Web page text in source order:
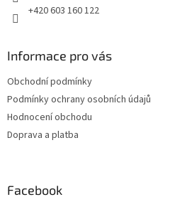
+420 603 160 122
Informace pro vás
Obchodní podmínky
Podmínky ochrany osobních údajů
Hodnocení obchodu
Doprava a platba
Facebook